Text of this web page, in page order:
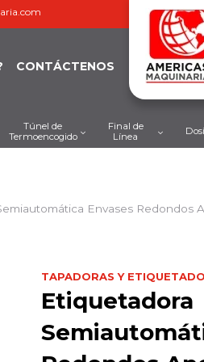
CONTÁCTENOS
Túnel de
Termoencogido
Final de
Línea
Envases Redondos
TAPADORAS Y
Etiquetadora